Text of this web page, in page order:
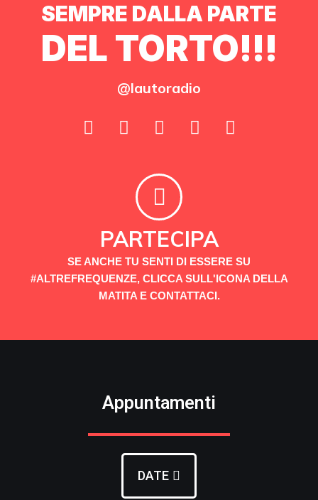
SEMPRE DALLA PARTE
DEL TORTO!!!
@lautoradio
PARTECIPA
SE ANCHE TU SENTI DI ESSERE SU
#ALTREFREQUENZE, CLICCA SULL'ICONA DELLA
MATITA E CONTATTACI.
Appuntamenti
DATE